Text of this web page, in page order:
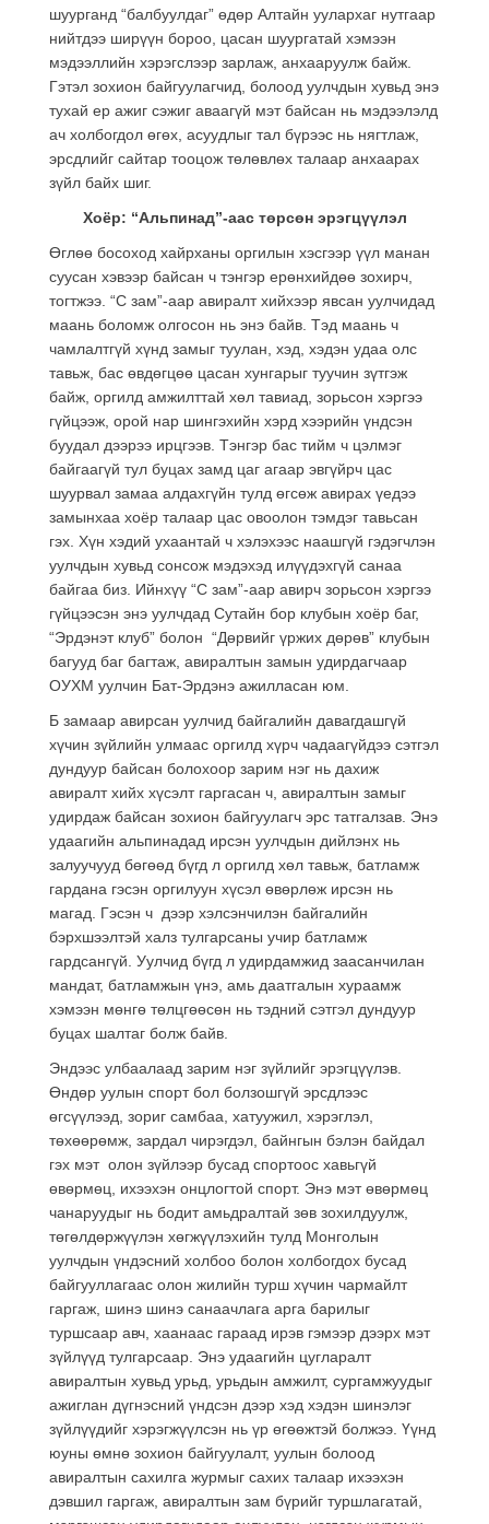
шуурганд “балбуулдаг” өдөр Алтайн уулархаг нутгаар
нийтдээ ширүүн бороо, цасан шуургатай хэмээн
мэдээллийн хэрэгслээр зарлаж, анхааруулж байж.
Гэтэл зохион байгуулагчид, болоод уулчдын хувьд энэ
тухай ер ажиг сэжиг аваагүй мэт байсан нь мэдээлэлд
ач холбогдол өгөх, асуудлыг тал бүрээс нь нягтлаж,
эрсдлийг сайтар тооцож төлөвлөх талаар анхаарах
зүйл байх шиг.
Хоёр: “Альпинад”-аас төрсөн эрэгцүүлэл
Өглөө босоход хайрханы оргилын хэсгээр үүл манан
суусан хэвээр байсан ч тэнгэр ерөнхийдөө зохирч,
тогтжээ. “С зам”-аар авиралт хийхээр явсан уулчидад
маань боломж олгосон нь энэ байв. Тэд маань ч
чамлалтгүй хүнд замыг туулан, хэд, хэдэн удаа олс
тавьж, бас өвдөгцөө цасан хунгарыг туучин зүтгэж
байж, оргилд амжилттай хөл тавиад, зорьсон хэргээ
гүйцээж, орой нар шингэхийн хэрд хээрийн үндсэн
буудал дээрээ ирцгээв. Тэнгэр бас тийм ч цэлмэг
байгаагүй тул буцах замд цаг агаар эвгүйрч цас
шуурвал замаа алдахгүйн тулд өгсөж авирах үедээ
замынхаа хоёр талаар цас овоолон тэмдэг тавьсан
гэх. Хүн хэдий ухаантай ч хэлэхээс наашгүй гэдэгчлэн
уулчдын хувьд сонсож мэдэхэд илүүдэхгүй санаа
байгаа биз. Ийнхүү “С зам”-аар авирч зорьсон хэргээ
гүйцээсэн энэ уулчдад Сутайн бор клубын хоёр баг,
“Эрдэнэт клуб” болон “Дөрвийг үржих дөрөв” клубын
багууд баг багтаж, авиралтын замын удирдагчаар
ОУХМ уулчин Бат-Эрдэнэ ажилласан юм.
Б замаар авирсан уулчид байгалийн давагдашгүй
хүчин зүйлийн улмаас оргилд хүрч чадаагүйдээ сэтгэл
дундуур байсан болохоор зарим нэг нь дахиж
авиралт хийх хүсэлт гаргасан ч, авиралтын замыг
удирдаж байсан зохион байгуулагч эрс татгалзав. Энэ
удаагийн альпинадад ирсэн уулчдын дийлэнх нь
залуучууд бөгөөд бүгд л оргилд хөл тавьж, батламж
гардана гэсэн оргилуун хүсэл өвөрлөж ирсэн нь
магад. Гэсэн ч дээр хэлсэнчилэн байгалийн
бэрхшээлтэй халз тулгарсаны учир батламж
гардсангүй. Уулчид бүгд л удирдамжид заасанчилан
мандат, батламжын үнэ, амь даатгалын хураамж
хэмээн мөнгө төлцгөөсөн нь тэдний сэтгэл дундуур
буцах шалтаг болж байв.
Эндээс улбаалаад зарим нэг зүйлийг эрэгцүүлэв.
Өндөр уулын спорт бол болзошгүй эрсдлээс
өгсүүлээд, зориг самбаа, хатуужил, хэрэглэл,
төхөөрөмж, зардал чирэгдэл, байнгын бэлэн байдал
гэх мэт олон зүйлээр бусад спортоос хавьгүй
өвөрмөц, ихээхэн онцлогтой спорт. Энэ мэт өвөрмөц
чанаруудыг нь бодит амьдралтай зөв зохилдуулж,
төгөлдөржүүлэн хөгжүүлэхийн тулд Монголын
уулчдын үндэсний холбоо болон холбогдох бусад
байгууллагаас олон жилийн турш хүчин чармайлт
гаргаж, шинэ шинэ санаачлага арга барилыг
туршсаар авч, хаанаас гараад ирэв гэмээр дээрх мэт
зүйлүүд тулгарсаар. Энэ удаагийн цугларалт
авиралтын хувьд урьд, урьдын амжилт, сургамжуудыг
ажиглан дүгнэсний үндсэн дээр хэд хэдэн шинэлэг
зүйлүүдийг хэрэгжүүлсэн нь үр өгөөжтэй болжээ. Үүнд
юуны өмнө зохион байгуулалт, уулын болоод
авиралтын сахилга журмыг сахих талаар ихээхэн
дэвшил гаргаж, авиралтын зам бүрийг туршлагатай,